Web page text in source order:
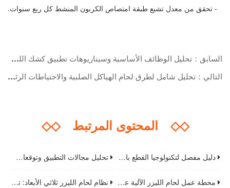
- تحقق من معدل تشبع طبقة امتصاص الكربون المنشط كل ربع سنوات.
السابق：تحليل الوظائف الأساسية وسيناريوهات تطبيق كشك اللحام: المرافق الأساسية لتحسين سلامة اللحام وكفاءته
التالي：تحليل شامل لطرق لحام الهياكل الصلبية والاحتياطات الرئيسية
◇◇ المحتوى المرتبط◇◇
تحليل مجالات التطبيق وتوقعات اتجاهات صناعة آلات القطع بالليزر الألياف دليل مفصل لتكنولوجيا القطع بالليزر من الفولاذ المقاوم للصدأ: من المبدأ إلى التشغيل العملي
نظام لحام الليزر ثلاثي الأبعاد: تحليل التكنولوجيا الأساسية التي تدفع ترقية صناعة التصنيع محطة عمل لحام الليزر الآلية عالية الكفاءة: تحليل المزايا الأساسية واتجاهات التنمية المستقبلية